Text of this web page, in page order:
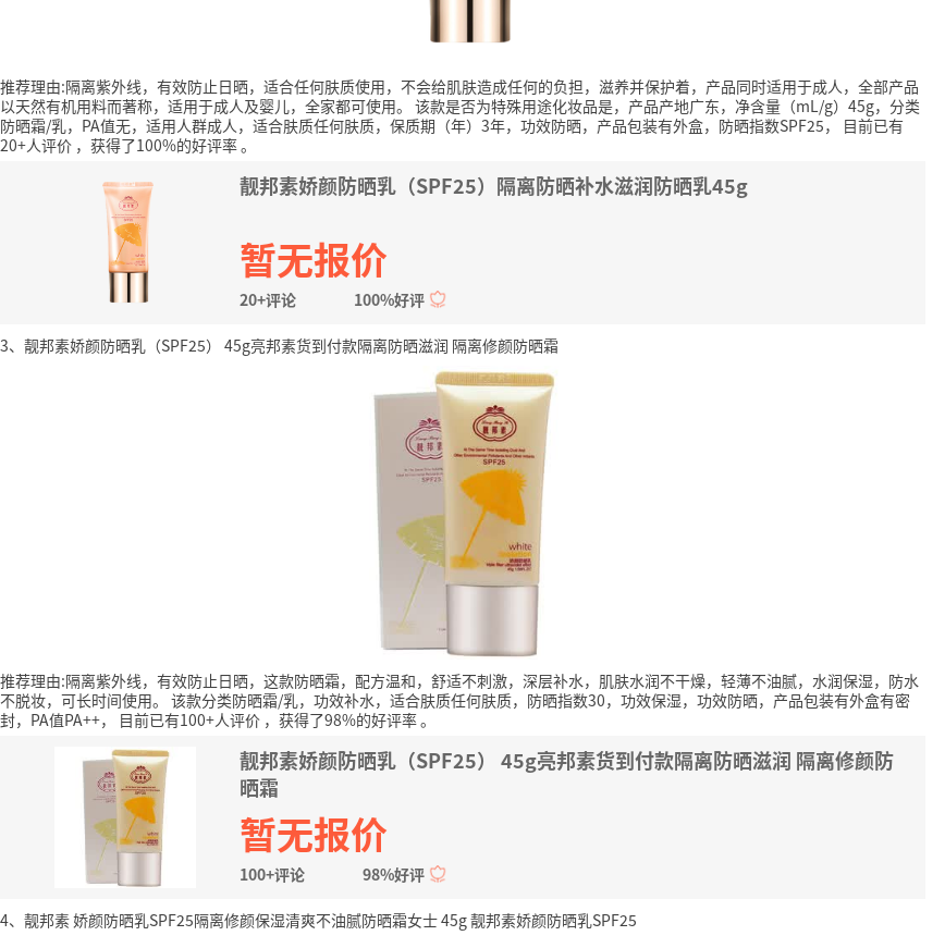
推荐理由:隔离紫外线，有效防止日晒，适合任何肤质使用，不会给肌肤造成任何的负担，滋养并保护着，产品同时适用于成人，全部产品
以天然有机用料而著称，适用于成人及婴儿，全家都可使用。 该款是否为特殊用途化妆品是，产品产地广东，净含量（mL/g）45g，分类
防晒霜/乳，PA值无，适用人群成人，适合肤质任何肤质，保质期（年）3年，功效防晒，产品包装有外盒，防晒指数SPF25，
目前已有
20+人评价 ，获得了100%的好评率。
靓邦素娇颜防晒乳（SPF25）隔离防晒补水滋润防晒乳45g
暂无报价
20+评论 100%好评
3、靓邦素娇颜防晒乳（SPF25） 45g亮邦素货到付款隔离防晒滋润 隔离修颜防晒霜
推荐理由:隔离紫外线，有效防止日晒，这款防晒霜，配方温和，舒适不刺激，深层补水，肌肤水润不干燥，轻薄不油腻，水润保湿，防水
不脱妆，可长时间使用。 该款分类防晒霜/乳，功效补水，适合肤质任何肤质，防晒指数30，功效保湿，功效防晒，产品包装有外盒有密
封，PA值PA++，
目前已有100+人评价 ，获得了98%的好评率。
靓邦素娇颜防晒乳（SPF25） 45g亮邦素货到付款隔离防晒滋润 隔离修颜防
晒霜
暂无报价
100+评论 98%好评
4、靓邦素 娇颜防晒乳SPF25隔离修颜保湿清爽不油腻防晒霜女士 45g 靓邦素娇颜防晒乳SPF25